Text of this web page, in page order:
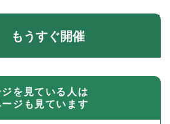
もうすぐ開催
を見ている人は
ージも見ています